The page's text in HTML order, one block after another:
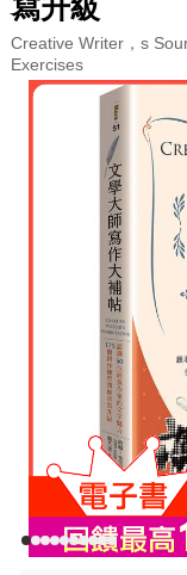
Creative Writer，s
Exercises